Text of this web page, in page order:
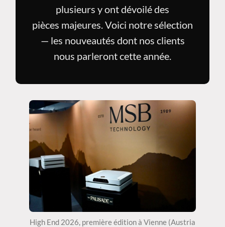
plusieurs y ont dévoilé des
pièces majeures. Voici notre sélection
— les nouveautés dont nos clients
nous parleront cette année.
High End 2026, première édition à Vienne (Austria